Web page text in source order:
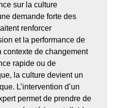
sur la culture
demande forte des
renforcer
et la performance de
contexte de changement
rapide ou de
la culture devient un
L’intervention d’un
permet de prendre de